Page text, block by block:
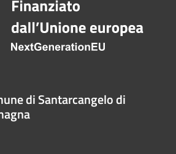
di Santarcangelo di